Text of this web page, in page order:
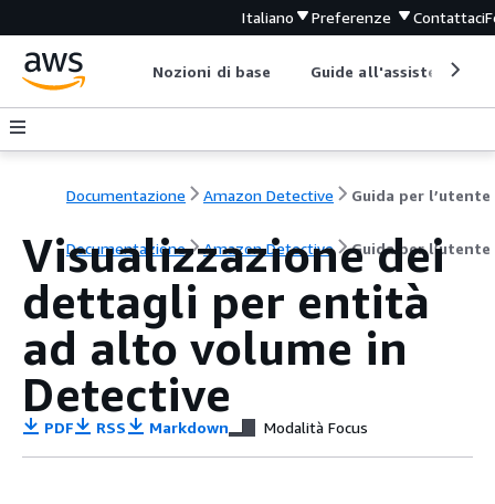
Italiano Preferenze Contattaci
Nozioni di base Guide all'assistenza
Documentazione Amazon Detective Guida per l’utente
Documentazione Amazon Detective Guida per l’utente
Visualizzazione dei
dettagli per entità
ad alto volume in
Detective
PDF RSS Markdown Modalità Focus